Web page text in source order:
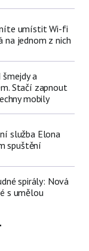
umístit Wi-fi
na jednom z nich
a
Stačí zapnout
mobily
služba Elona
spuštění
spirály: Nová
s umělou